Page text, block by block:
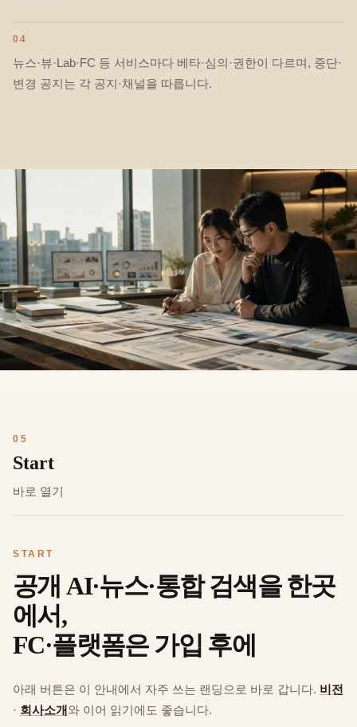
04
뉴스·뷰·Lab·FC 등 서비스마다 베타·심의·권한이 다르며, 중단·
변경 공지는 각 공지·채널을 따릅니다.
05
Start
바로 열기
START
공개 AI·뉴스·통합 검색을 한곳
에서,
FC·플랫폼은 가입 후에
아래 버튼은 이 안내에서 자주 쓰는 랜딩으로 바로 갑니다. 비전
· 회사소개와 이어 읽기에도 좋습니다.